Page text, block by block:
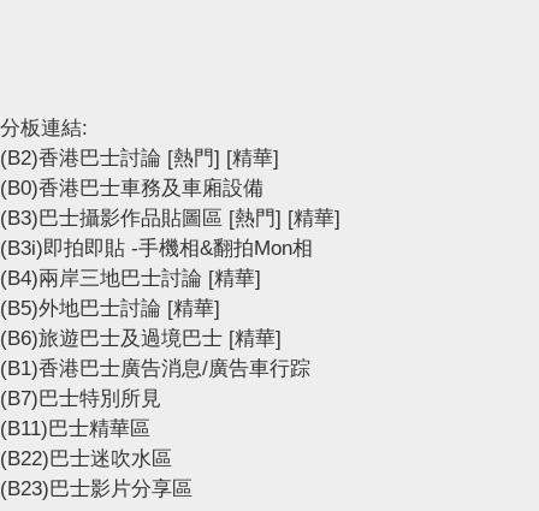
分板連結:
(B2)香港巴士討論 [熱門] [精華]
(B0)香港巴士車務及車廂設備
(B3)巴士攝影作品貼圖區 [熱門] [精華]
(B3i)即拍即貼 -手機相&翻拍Mon相
(B4)兩岸三地巴士討論 [精華]
(B5)外地巴士討論 [精華]
(B6)旅遊巴士及過境巴士 [精華]
(B1)香港巴士廣告消息/廣告車行踪
(B7)巴士特別所見
(B11)巴士精華區
(B22)巴士迷吹水區
(B23)巴士影片分享區